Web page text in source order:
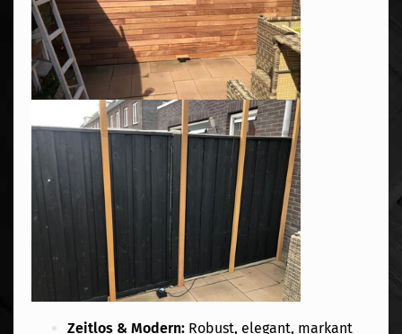
Zeitlos & Modern: Robust, elegant, markant